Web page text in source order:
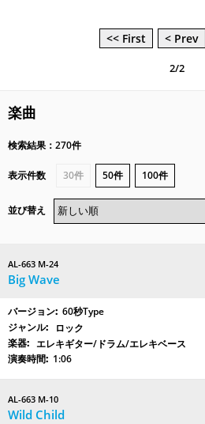
<< First < Prev
2/2
楽曲
検索結果：270件
表示件数 30件 50件 100件
並び替え
AL-663 M-24
Big Wave
60秒Type
ロック
エレキギター/ドラム/エレキベース
1:06
AL-663 M-10
Wild Child